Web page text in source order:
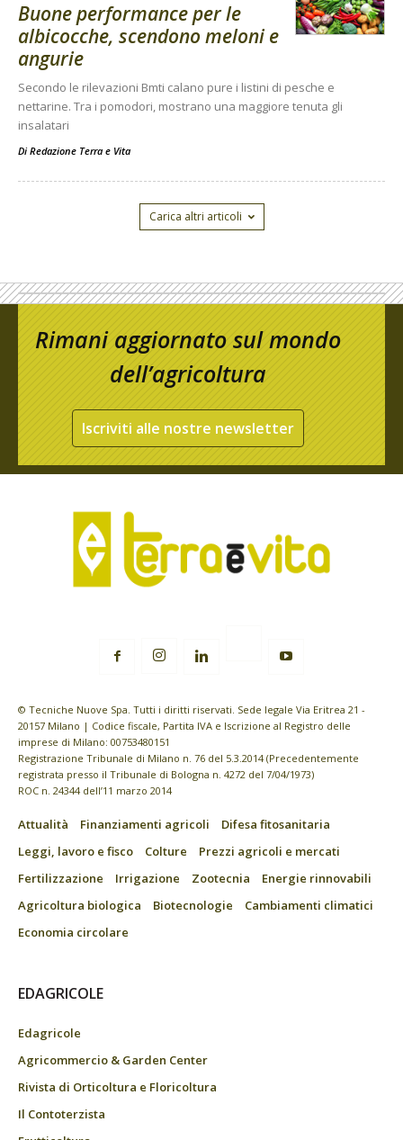
Buone performance per le
albicocche, scendono meloni e
angurie
Secondo le rilevazioni Bmti calano pure i listini di pesche e
nettarine. Tra i pomodori, mostrano una maggiore tenuta gli
insalatari
Di Redazione Terra e Vita
Carica altri articoli
Rimani aggiornato sul mondo
dell’agricoltura
Iscriviti alle nostre newsletter
© Tecniche Nuove Spa. Tutti i diritti riservati. Sede legale Via Eritrea 21 -
20157 Milano | Codice fiscale, Partita IVA e Iscrizione al Registro delle
imprese di Milano: 00753480151
Registrazione Tribunale di Milano n. 76 del 5.3.2014 (Precedentemente
registrata presso il Tribunale di Bologna n. 4272 del 7/04/1973)
ROC n. 24344 dell’11 marzo 2014
Attualità Finanziamenti agricoli
Difesa fitosanitaria
Leggi, lavoro e fisco
Colture
Prezzi agricoli e mercati
Fertilizzazione
Irrigazione Zootecnia
Energie rinnovabili
Agricoltura biologica
Biotecnologie
Cambiamenti climatici
Economia circolare
EDAGRICOLE
Edagricole
Agricommercio & Garden Center
Rivista di Orticoltura e Floricoltura
Il Contoterzista